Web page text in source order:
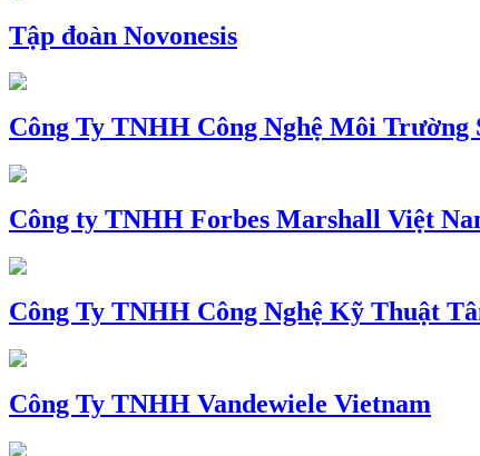
Tập đoàn Novonesis
Công Ty TNHH Công Nghệ Môi Trường
Công ty TNHH Forbes Marshall Việt
Công Ty TNHH Công Nghệ Kỹ Thuật
Công Ty TNHH Vandewiele Vietnam